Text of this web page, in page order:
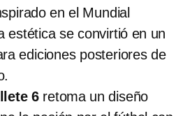
en el Mundial
estética se convirtió en un
ediciones posteriores de
6retoma un diseño